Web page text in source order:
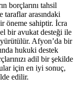
borçlarını tahsil
taraflar arasındaki
öneme sahiptir. İcra
bir avukat desteği ile
Afyon’da bir
hukuki destek
adil bir şekilde
için en iyi sonuç,
edilir.